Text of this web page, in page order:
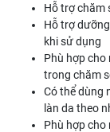
Hỗ trợ chăm
Hỗ trợ
khi sử dụng
Phù hợp
trong chăm
Có thể dùng
làn da theo
Phù hợp